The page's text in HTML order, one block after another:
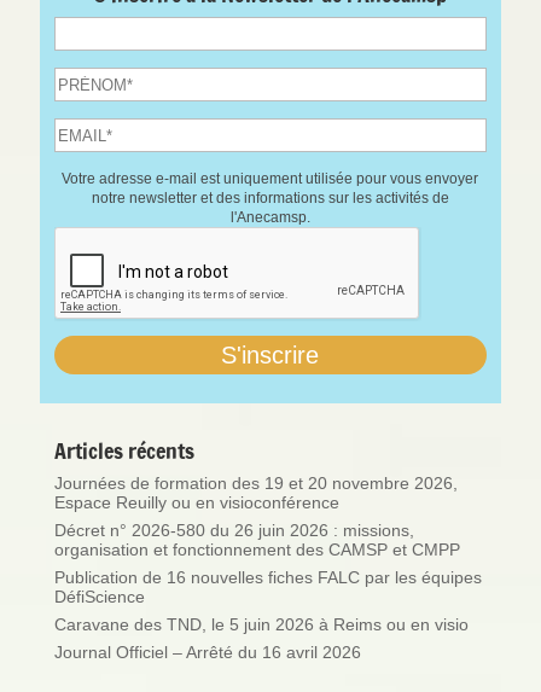
Votre adresse e-mail est uniquement utilisée pour vous envoyer
notre newsletter et des informations sur les activités de
l'Anecamsp.
Articles récents
Journées de formation des 19 et 20 novembre 2026,
Espace Reuilly ou en visioconférence
Décret n° 2026-580 du 26 juin 2026 : missions,
organisation et fonctionnement des CAMSP et CMPP
Publication de 16 nouvelles fiches FALC par les équipes
DéfiScience
Caravane des TND, le 5 juin 2026 à Reims ou en visio
Journal Officiel – Arrêté du 16 avril 2026